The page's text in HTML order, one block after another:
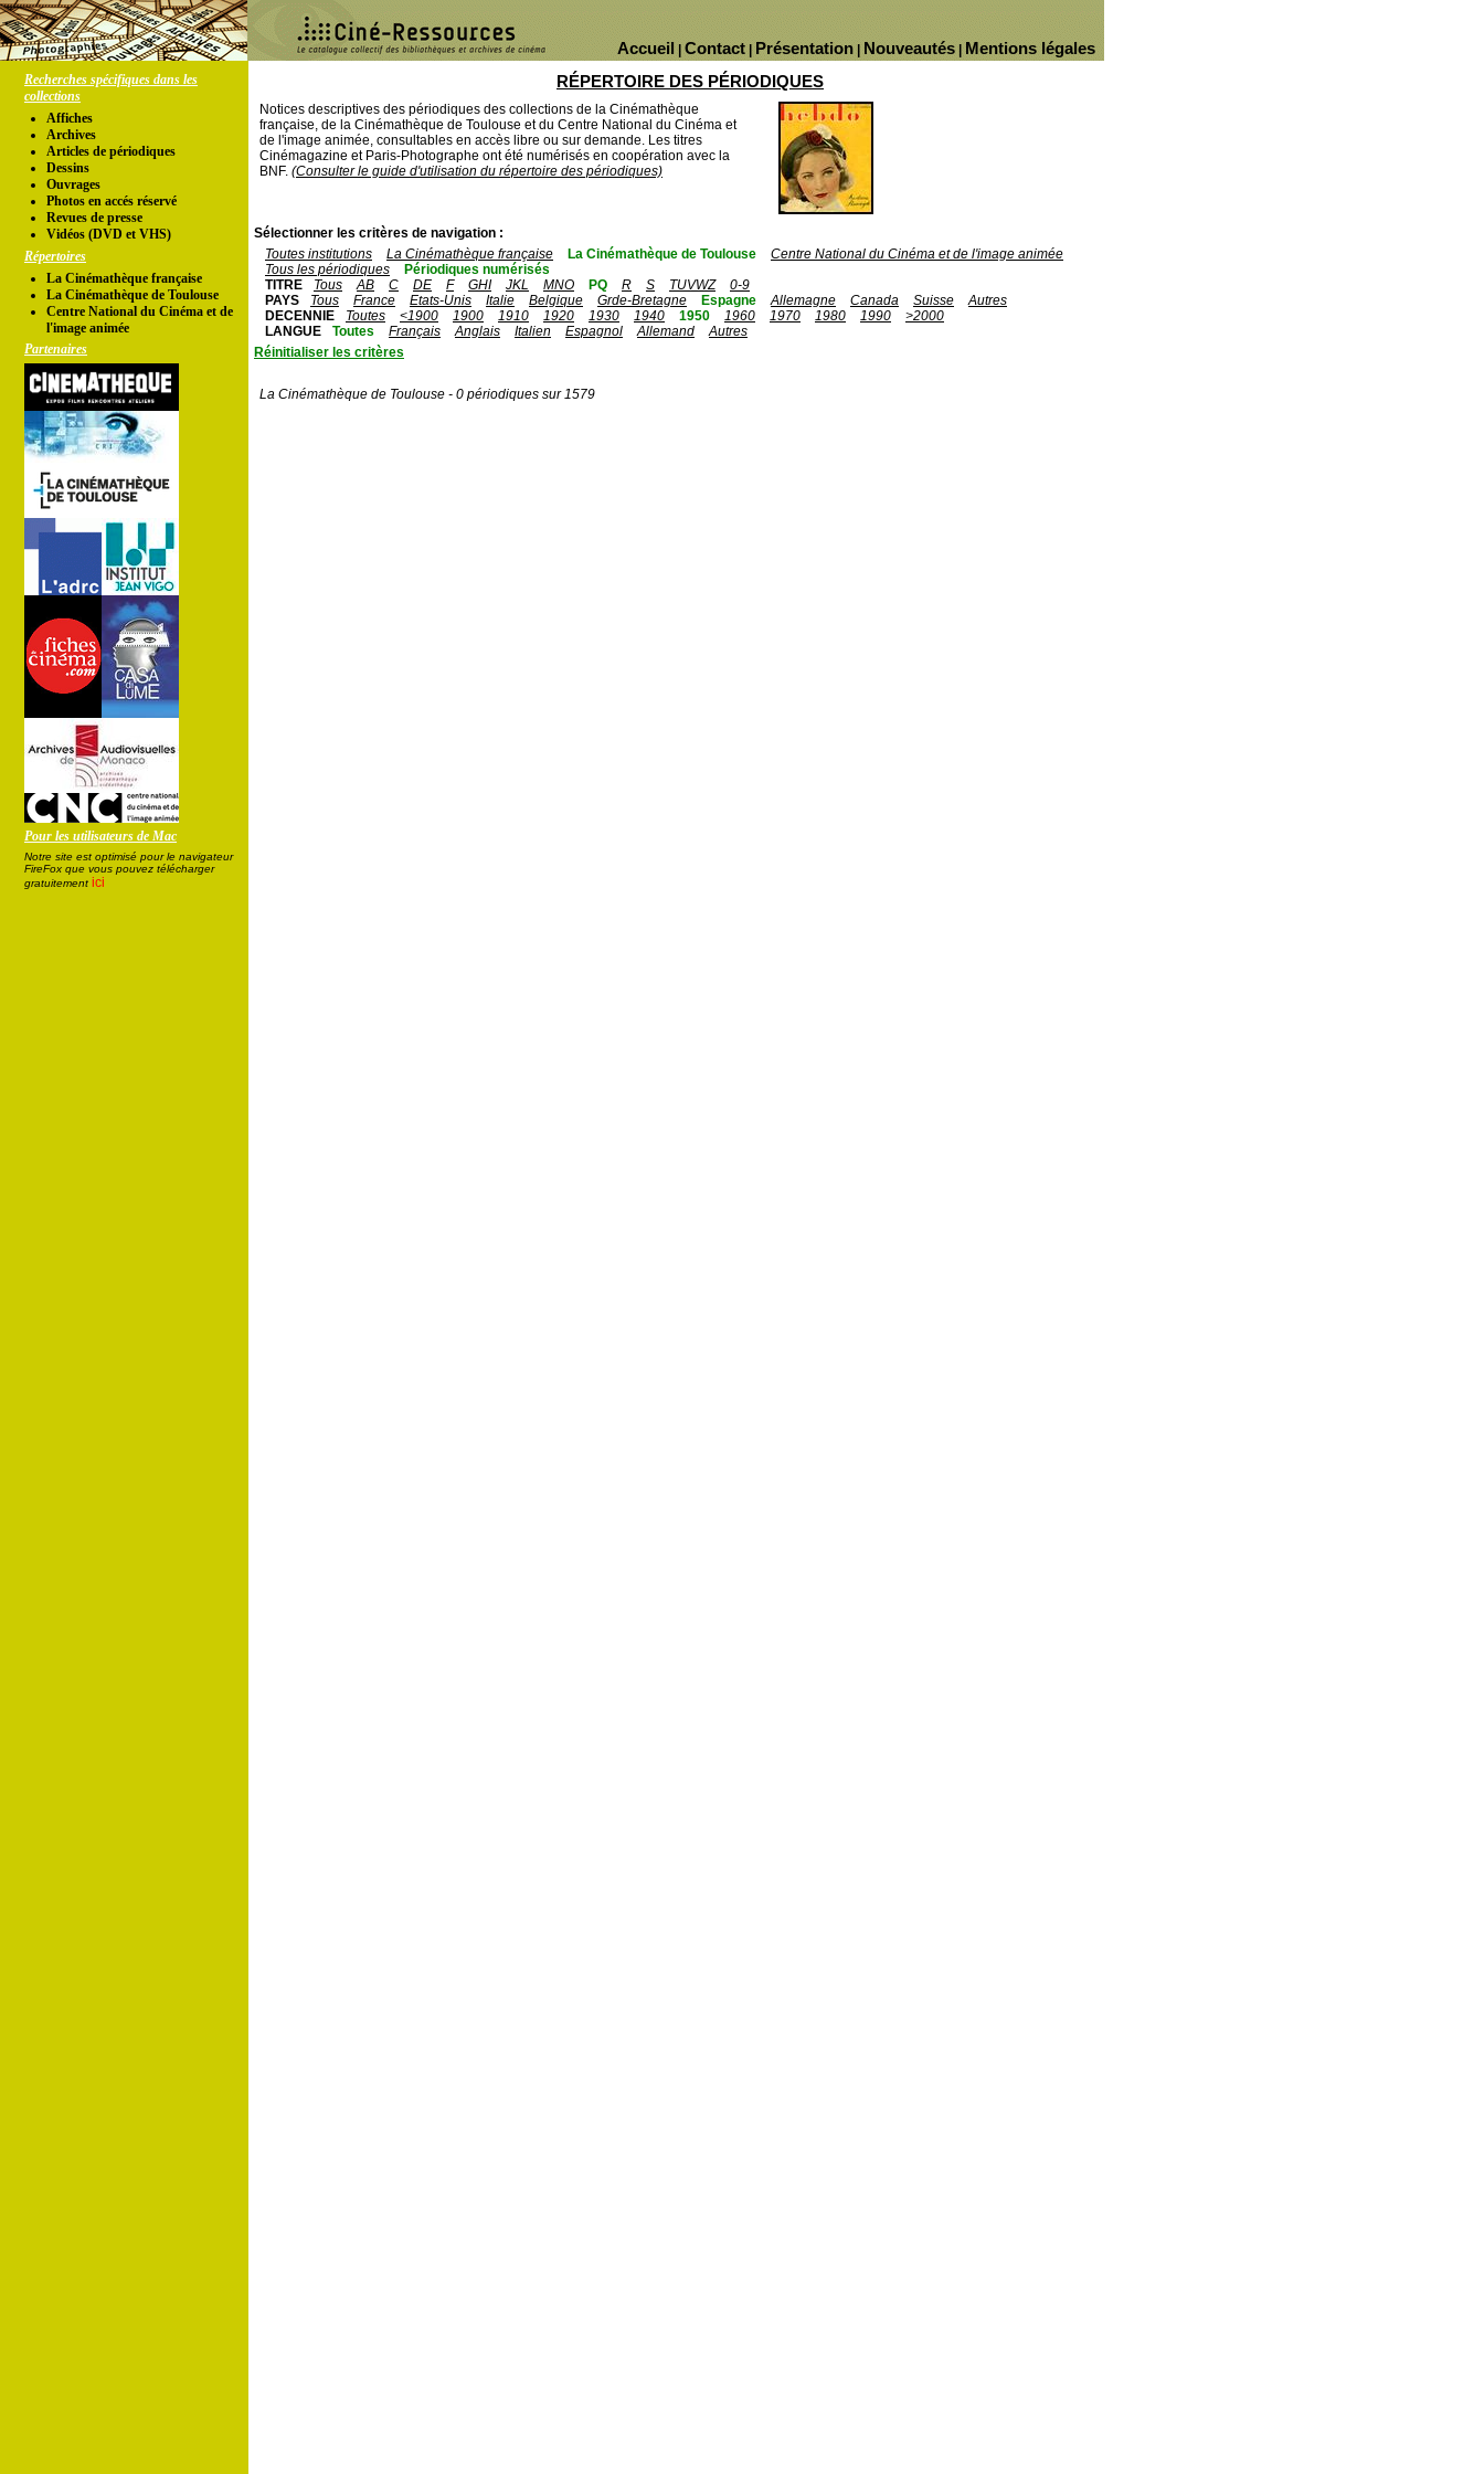
Mentions légales
Nouveautés
Présentation
Contact
Accueil
Recherches spécifiques dans les
collections
Affiches
Archives
Articles de périodiques
Dessins
Ouvrages
Photos en accés réservé
Revues de presse
Vidéos (DVD et VHS)
Répertoires
La Cinémathèque française
La Cinémathèque de Toulouse
Centre National du Cinéma et de
l'image animée
Partenaires
Pour les utilisateurs de Mac
Notre site est optimisé pour le navigateur
FireFox que vous pouvez télécharger
gratuitement ici
RÉPERTOIRE DES PÉRIODIQUES
Notices descriptives des périodiques des collections de la Cinémathèque
française, de la Cinémathèque de Toulouse et du Centre National du Cinéma et
de l'image animée, consultables en accès libre ou sur demande. Les titres
Cinémagazine et Paris-Photographe ont été numérisés en coopération avec la
BNF. (Consulter le guide d'utilisation du répertoire des périodiques)
Sélectionner les critères de navigation :
Toutes institutions
La Cinémathèque française La Cinémathèque de Toulouse
Centre National du Cinéma et de l'image animée
Tous les périodiques
Périodiques numérisés
TITRE
Tous AB C DE F GHI JKL MNO PQ R S TUVWZ
0-9
PAYS
Tous France Etats-Unis Italie Belgique Grde-Bretagne Espagne Allemagne Canada Suisse
Autres
DECENNIE
Toutes <1900 1900 1910 1920 1930 1940 1950 1960 1970 1980 1990
>2000
LANGUE
Toutes Français Anglais Italien Espagnol Allemand
Autres
Réinitialiser les critères
La Cinémathèque de Toulouse - 0 périodiques sur 1579